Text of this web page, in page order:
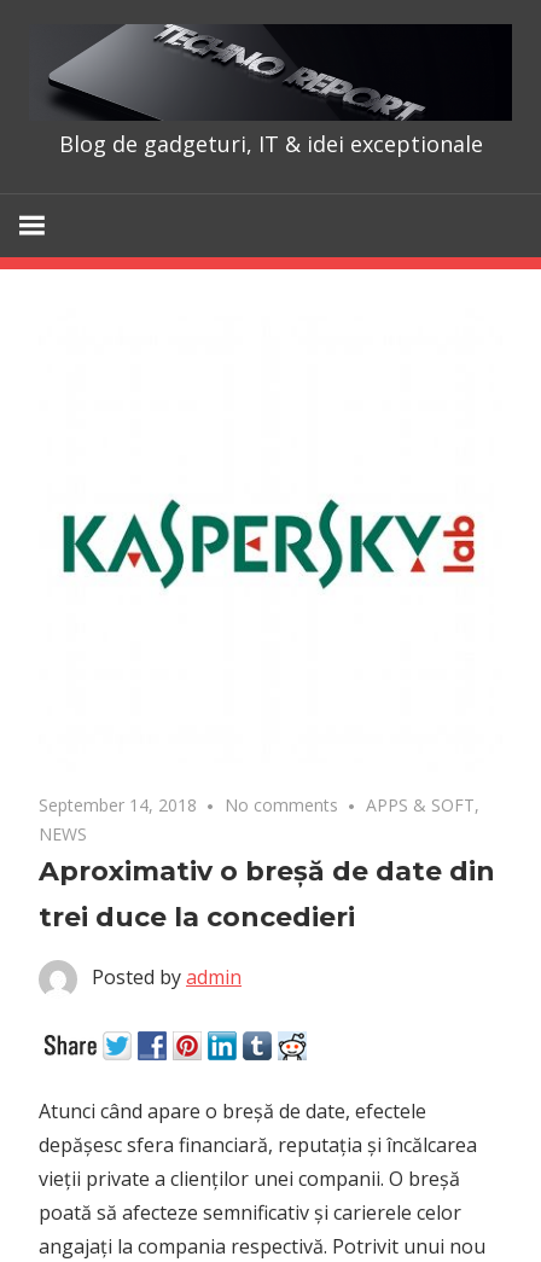
content
Blog de gadgeturi, IT & idei exceptionale
September 14, 2018 No comments APPS & SOFT,
NEWS
Aproximativ o breșă de date din
trei duce la concedieri
Posted byadmin
Atunci când apare o breșă de date, efectele
depășesc sfera financiară, reputația și încălcarea
vieții private a clienților unei companii. O breșă
poată să afecteze semnificativ și carierele celor
angajați la compania respectivă. Potrivit unui nou